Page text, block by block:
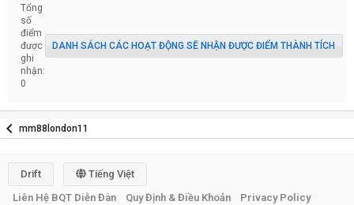
Tổng
số
điểm
được
ghi
nhận:
0
DANH SÁCH CÁC HOẠT ĐỘNG SẼ NHẬN ĐƯỢC ĐIỂM THÀNH TÍCH
mm88london11
Drift
Tiếng Việt
Liên Hệ BQT Diễn Đàn
Quy Định & Điều Khoản
Privacy Policy